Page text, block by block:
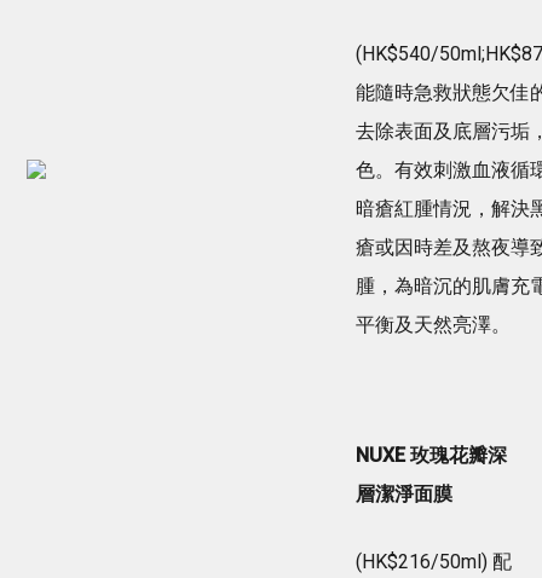
(HK$540/
能隨時急救狀態欠佳
去除表面及底層污垢
色。有效刺激血液循
暗瘡紅腫情況，解決
瘡或因時差及熬夜導
腫，為暗沉的肌膚充
平衡及天然亮澤。
NUXE 玫瑰花瓣深
層潔淨面膜
(HK$216/50ml) 配